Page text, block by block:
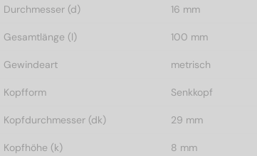
Durchmesser (d) 16 mm
Gesamtlänge (l) 100 mm
Gewindeart metrisch
Kopfform Senkkopf
Kopfdurchmesser (dk) 29 mm
Kopfhöhe (k) 8 mm